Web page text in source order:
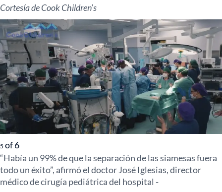
Cortesía de Cook Children’s
5 of6
“Había un 99% de que la separación de las siamesas fuera
todo un éxito”, afirmó el doctor José Iglesias, director
médico de cirugía pediátrica del hospital -